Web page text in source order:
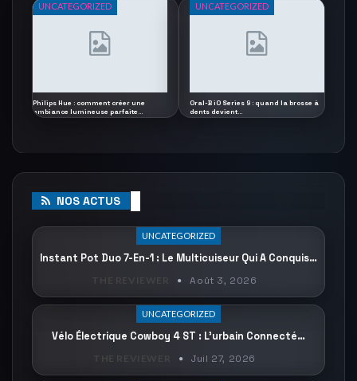
UNCATEGORIZED
Philips Hue : comment créer une
ambiance lumineuse parfaite…
UNCATEGORIZED
Oral-B iO Series 9 : quand la brosse à
dents devient…
NOS ACTUS
UNCATEGORIZED
Instant Pot Duo 7-En-1 : Le Multicuiseur Qui A Conquis…
Août 3, 2026
UNCATEGORIZED
Vélo Électrique Cowboy 4 ST : L’urbain Connecté…
Juil 27, 2026